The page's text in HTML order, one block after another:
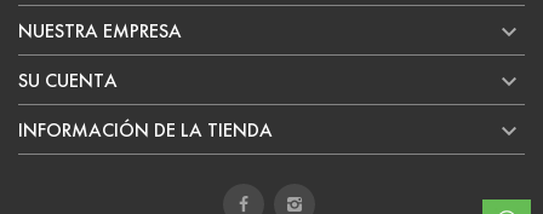
NUESTRA EMPRESA 
SU CUENTA 
INFORMACIÓN DE LA TIENDA 